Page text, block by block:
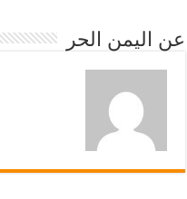
عن اليمن الحر